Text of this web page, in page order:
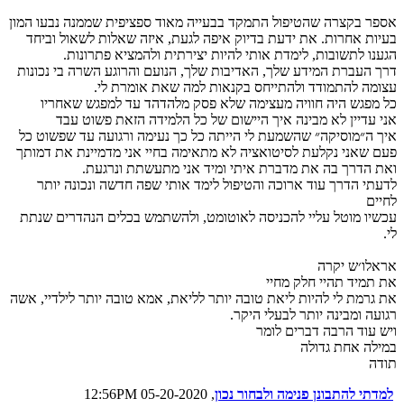
אספר בקצרה שהטיפול התמקד בבעייה מאוד ספציפית שממנה נבעו המון
בעיות אחרות. את ידעת בדיוק איפה לגעת, איזה שאלות לשאול וביחד
הגענו לתשובות, לימדת אותי להיות יצירתית ולהמציא פתרונות.
דרך העברת המידע שלך, האדיבות שלך, הנועם והרוגע השרה בי נכונות
עצומה להתמודד ולהתייחס בקנאות למה שאת אומרת לי.
כל מפגש היה חוויה מעצימה שלא פסק מלהדהד עד למפגש שאחריו
אני עדיין לא מבינה איך היישום של כל הלמידה הזאת פשוט עבד
איך ה״מוסיקה״ שהשמעת לי הייתה כל כך נעימה ורגועה עד שפשוט כל
פעם שאני נקלעת לסיטואציה לא מתאימה בחיי אני מדמיינת את דמותך
ואת הדרך בה את מדברת איתי ומיד אני מתעשתת ונרגעת.
לדעתי הדרך עוד ארוכה והטיפול לימד אותי שפה חדשה ונכונה יותר
לחיים
עכשיו מוטל עליי להכניסה לאוטומט, ולהשתמש בכלים הנהדרים שנתת
לי.
אראלו׳ש יקרה
את תמיד תהיי חלק מחיי
את גרמת לי להיות ליאת טובה יותר לליאת, אמא טובה יותר לילדיי, אשה
רגועה ומבינה יותר לבעלי היקר.
ויש עוד הרבה דברים לומר
במילה אחת גדולה
תודה
למדתי להתבונן פנימה ולבחור נכון, 05-20-2020 12:56PM